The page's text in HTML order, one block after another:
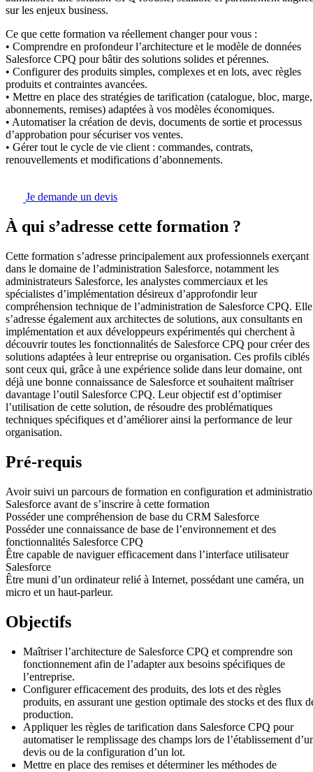
sur les enjeux business.
Ce que cette formation va réellement changer pour vous :
• Comprendre en profondeur l’architecture et le modèle de données
Salesforce CPQ pour bâtir des solutions solides et pérennes.
• Configurer des produits simples, complexes et en lots, avec règles
produits et contraintes avancées.
• Mettre en place des stratégies de tarification (catalogue, bloc, marge,
abonnements, remises) adaptées à vos modèles économiques.
• Automatiser la création de devis, documents de sortie et processus
d’approbation pour sécuriser vos ventes.
• Gérer tout le cycle de vie client : commandes, contrats,
renouvellements et modifications d’abonnements.
Je demande un devis
À qui s’adresse cette formation ?
Cette formation s’adresse principalement aux professionnels exerçant
dans le domaine de l’administration Salesforce, notamment les
administrateurs Salesforce, les analystes commerciaux et les
spécialistes d’implémentation désireux d’approfondir leur
compréhension technique de l’administration de Salesforce CPQ. Elle
s’adresse également aux architectes de solutions, aux consultants en
implémentation et aux développeurs expérimentés qui cherchent à
découvrir toutes les fonctionnalités de Salesforce CPQ pour créer des
solutions adaptées à leur entreprise ou organisation. Ces profils ciblés
sont ceux qui, grâce à une expérience solide dans leur domaine, ont
déjà une bonne connaissance de Salesforce et souhaitent maîtriser
davantage l’outil Salesforce CPQ. Leur objectif est d’optimiser
l’utilisation de cette solution, de résoudre des problématiques
techniques spécifiques et d’améliorer ainsi la performance de leur
organisation.
Pré-requis
Avoir suivi un parcours de formation en configuration et
Salesforce avant de s’inscrire à cette formation
Posséder une compréhension de base du CRM Salesforce
Posséder une connaissance de base de l’environnement et des
fonctionnalités Salesforce CPQ
Être capable de naviguer efficacement dans l’interface utilisateur
Salesforce
Être muni d’un ordinateur relié à Internet, possédant une caméra, un
micro et un haut-parleur.
Objectifs
Maîtriser l’architecture de Salesforce CPQ et comprendre son
fonctionnement afin de l’adapter aux besoins spécifiques de
l’entreprise.
Configurer efficacement des produits, des lots et des règles
produits, en assurant une gestion optimale des stocks et des flux
production.
Appliquer les règles de tarification dans Salesforce CPQ pour
automatiser le remplissage des champs lors de l’établissement
devis ou de la configuration d’un lot.
Mettre en place des remises et déterminer les méthodes de